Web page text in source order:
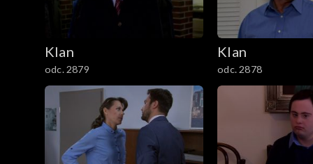
2901–3000
2801–2900
2701–2800
2601–2700
Klan
odc. 2879
Klan
odc. 2878